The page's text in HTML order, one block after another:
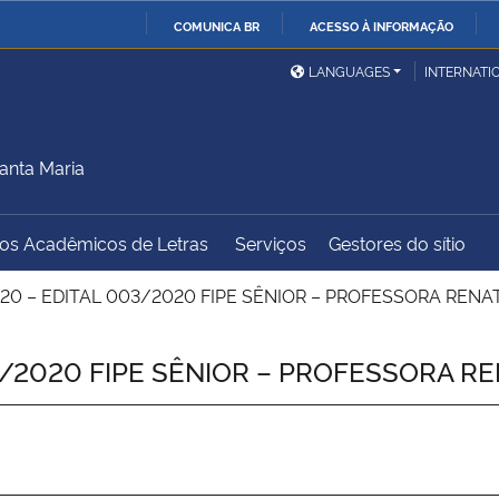
COMUNICA BR ACESSO À INFORMAÇÃO
Ministério da Defesa
Ministério das Relações
Exteriores
Ministério do
Desenvolvimento Regional
Controladoria-Geral da
União
Advocacia-Geral da União Banco Central do Brasil
LANGUAGES
Maria
Acadêmicos de Letras Serviços Gestores do sítio
– EDITAL 003/2020 FIPE SÊNIOR – PROFESSORA
FIPE SÊNIOR – PROFESSORA